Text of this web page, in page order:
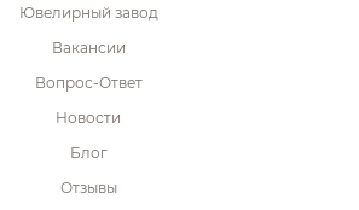
Ювелирный завод
Вакансии
Вопрос-Ответ
Новости
Блог
Отзывы